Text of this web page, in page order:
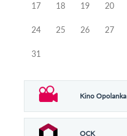
17 18 19 20
24 25 26 27
31
Kino Opolanka
OCK